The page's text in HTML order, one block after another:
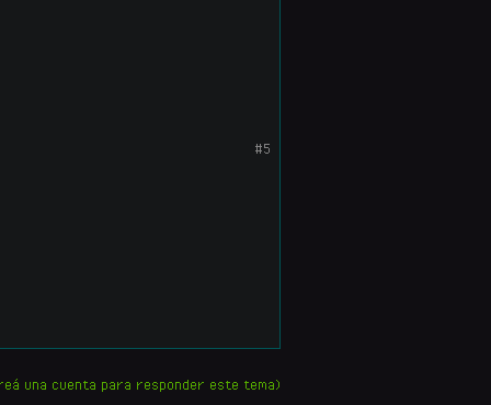
#5
una cuenta para responder este tema)